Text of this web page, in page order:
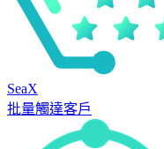
SeaX
批量觸達客戶